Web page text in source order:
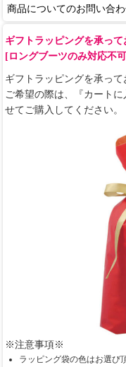
商品についてのお問い合
ギフトラッピングを承って
[ロングブーツのみ対応不可
ギフトラッピングを承って
ご希望の際は、『カート
せてご購入してください。
※注意事項※
ラッピング袋の色はお選び